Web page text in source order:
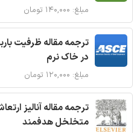
مبلغ: ۱۴۰,۰۰۰ تومان
ترجمه مقاله ظرفیت
در خاک نرم
مبلغ: ۱۲۰,۰۰۰ تومان
ترجمه مقاله آنالیز
متخلخل هدفمند